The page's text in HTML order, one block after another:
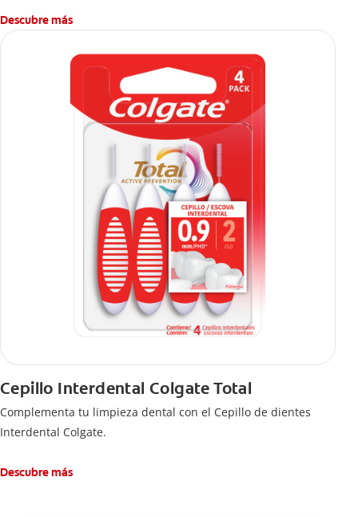
Descubre más
Cepillo Interdental Colgate Total
Complementa tu limpieza dental con el Cepillo de dientes
Interdental Colgate.
Descubre más